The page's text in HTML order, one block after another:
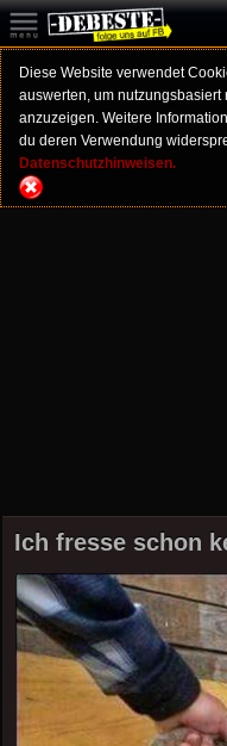
Diese Website verwendet
auswerten, um
anzuzeigen. Weitere
du deren Verwendung
Datenschutzhinweisen.
Ich fresse schon